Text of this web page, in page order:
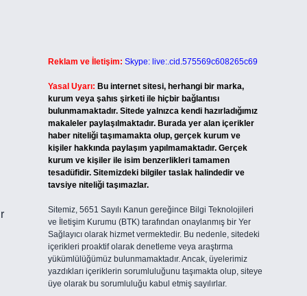
Reklam ve İletişim: Skype: live:.cid.575569c608265c69
Yasal Uyarı: Bu internet sitesi, herhangi bir marka,
kurum veya şahıs şirketi ile hiçbir bağlantısı
bulunmamaktadır. Sitede yalnızca kendi hazırladığımız
makaleler paylaşılmaktadır. Burada yer alan içerikler
haber niteliği taşımamakta olup, gerçek kurum ve
kişiler hakkında paylaşım yapılmamaktadır. Gerçek
kurum ve kişiler ile isim benzerlikleri tamamen
tesadüfidir. Sitemizdeki bilgiler taslak halindedir ve
tavsiye niteliği taşımazlar.
Sitemiz, 5651 Sayılı Kanun gereğince Bilgi Teknolojileri
ve İletişim Kurumu (BTK) tarafından onaylanmış bir Yer
Sağlayıcı olarak hizmet vermektedir. Bu nedenle, sitedeki
içerikleri proaktif olarak denetleme veya araştırma
yükümlülüğümüz bulunmamaktadır. Ancak, üyelerimiz
yazdıkları içeriklerin sorumluluğunu taşımakta olup, siteye
üye olarak bu sorumluluğu kabul etmiş sayılırlar.